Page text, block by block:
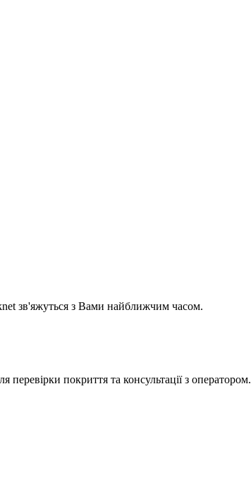
зв'яжуться з Вами найближчим часом.
перевірки покриття та консультації з оператором.